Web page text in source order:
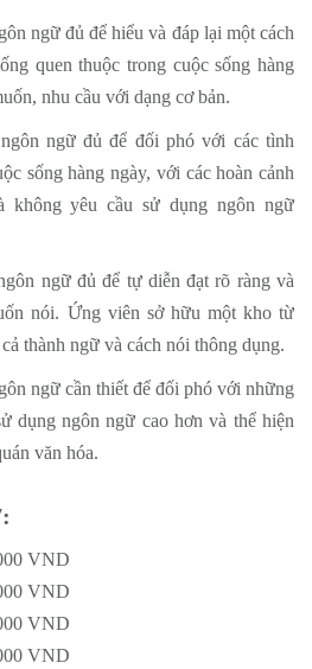
ngữ đủ để hiểu và đáp lại một cách
quen thuộc trong cuộc sống hàng
nhu cầu với dạng cơ bản.
ngữ đủ để đối phó với các tình
sống hàng ngày, với các hoàn cảnh
không yêu cầu sử dụng ngôn ngữ
ngữ đủ để tự diễn đạt rõ ràng và
nói. Ứng viên sở hữu một kho từ
thành ngữ và cách nói thông dụng.
ngữ cần thiết để đối phó với những
dụng ngôn ngữ cao hơn và thể hiện
văn hóa.
VND
VND
VND
VND